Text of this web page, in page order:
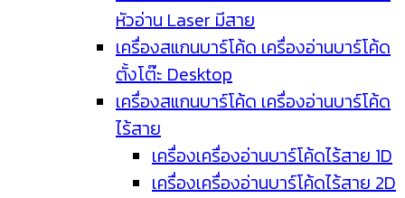
หัวอ่าน Laser มีสาย
เครื่องสแกนบาร์โค้ด เครื่องอ่านบาร์โค้ด
ตั้งโต๊ะ Desktop
เครื่องสแกนบาร์โค้ด เครื่องอ่านบาร์โค้ด
ไร้สาย
เครื่องเครื่องอ่านบาร์โค้ดไร้สาย 1D
เครื่องเครื่องอ่านบาร์โค้ดไร้สาย 2D